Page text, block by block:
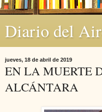
Diario del
jueves, 18 de abril de 2019
EN LA MUERTE
ALCÁNTARA